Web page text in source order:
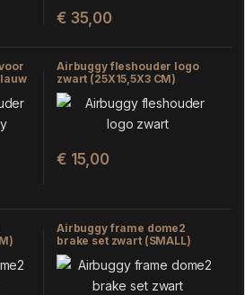
€ 35,00
Airbuggy fleshouder logo
zwart (25X15,5X3 CM)
€ 15,00
Airbuggy frame dome2
brake set zwart (SMALL)